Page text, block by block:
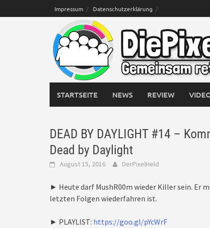
to
Impressum Datenschutzerklärung
STARTSEITE NEWS REVIEW
DEAD BY DAYLIGHT #14 –
Dead by Daylight
August 15, 2016 DerPixelHeld
► Heute darf MushR00m wieder Killer sein. Er
letzten Folgen wiederfahren ist.
► PLAYLIST: https://goo.gl/pYcWrF